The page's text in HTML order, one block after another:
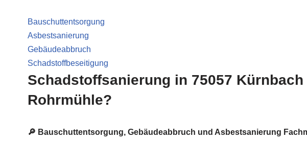
Bauschuttentsorgung
Asbestsanierung
Gebäudeabbruch
Schadstoffbeseitigung
Schadstoffsanierung in 75057
Rohrmühle?
🔎 Bauschuttentsorgung, Gebäudeabbruch und Asbestsanierung